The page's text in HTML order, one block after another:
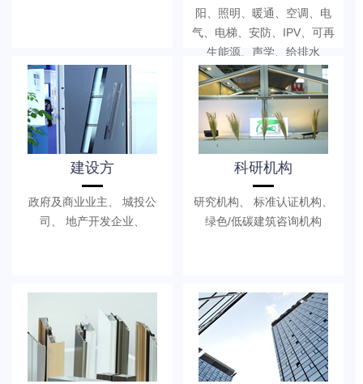
阳、照明、暖通、空调、电
气、电梯、安防、IPV、可再
生能源、声学、给排水
建设方
政府及商业业主、 城投公
司、 地产开发企业、
科研机构
研究机构、 标准认证机构、
绿色/低碳建筑咨询机构